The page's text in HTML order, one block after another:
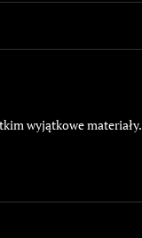
wyjątkowe materiały.